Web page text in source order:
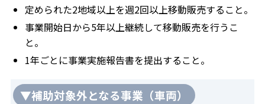
定められた2地域以上を週2回以上移動販売すること。
事業開始日から5年以上継続して移動販売を行うこ
と。
1年ごとに事業実施報告書を提出すること。
▼補助対象外となる事業（車両）